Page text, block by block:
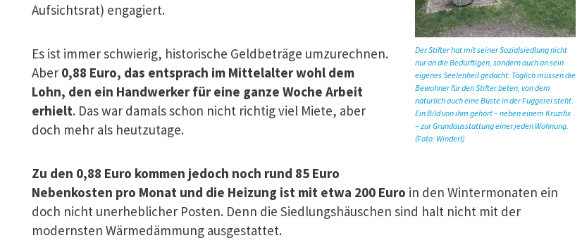
Der Stifter hat mit seiner Sozialsiedlung nicht
nur an die Bedürftigen, sondern auch an sein
eigenes Seelenheil gedacht: Täglich müssen die
Bewohner für den Stifter beten, von dem
natürlich auch eine Büste in der Fuggerei steht.
Ein Bild von ihm gehört – neben einem Kruzifix
– zur Grundausstattung einer jeden Wohnung.
(Foto: Winderl)
Aufsichtsrat) engagiert.
Es ist immer schwierig, historische Geldbeträge umzurechnen.
Aber 0,88 Euro, das entsprach im Mittelalter wohl dem
Lohn, den ein Handwerker für eine ganze Woche Arbeit
erhielt. Das war damals schon nicht richtig viel Miete, aber
doch mehr als heutzutage.
Zu den 0,88 Euro kommen jedoch noch rund 85 Euro
Nebenkosten pro Monat und die Heizung ist mit etwa 200 Euro in den Wintermonaten ein
doch nicht unerheblicher Posten. Denn die Siedlungshäuschen sind halt nicht mit der
modernsten Wärmedämmung ausgestattet.